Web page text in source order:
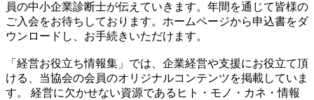
員の中小企業診断士が伝えていきます。年間を通じて皆様の
ご入会をお待ちしております。ホームページから申込書をダ
ウンロードし、お手続きいただけます。
「経営お役立ち情報集」では、企業経営や支援にお役立て頂
ける、当協会の会員のオリジナルコンテンツを掲載していま
す。 経営に欠かせない資源であるヒト・モノ・カネ・情報